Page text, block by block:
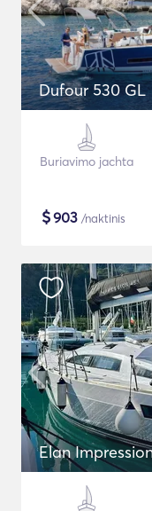
Dufour 530 GL
Buriavimo jachta
$903 /naktinis
Elan